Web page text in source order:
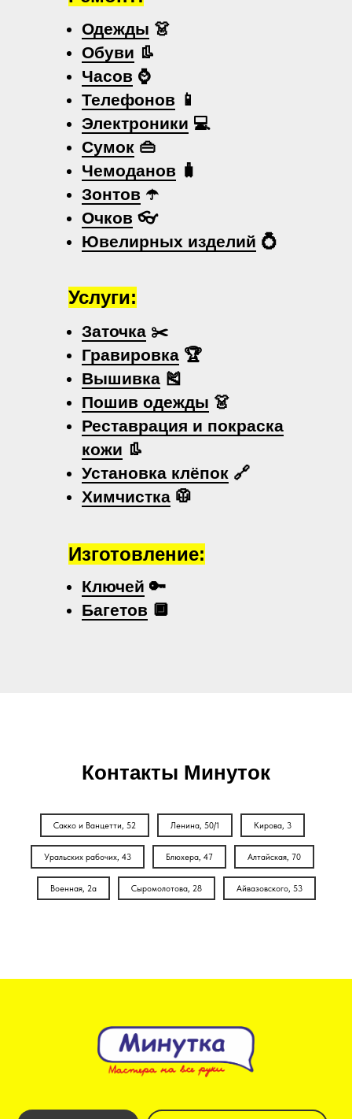
Одежды 👗
Обуви 👢
Часов ⌚
Телефонов 📱
Электроники 💻
Сумок 👜
Чемоданов 🧳
Зонтов ☂️
Очков 👓
Ювелирных изделий 💍
Заточка ✂️
Гравировка 🏆
Вышивка 🎽
Пошив одежды 👗
Реставрация и покраска
кожи 👢
Установка клёпок 🔗
Химчистка 🥼
Ключей 🔑
Багетов 🔲
Услуги:
Изготовление:
Контакты Минуток
Сакко и Ванцетти, 52 Ленина, 50/1 Кирова, 3
Уральских рабочих, 43 Блюхера, 47 Алтайская, 70
Военная, 2а Сыромолотова, 28 Айвазовского, 53